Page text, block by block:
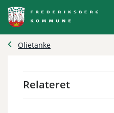
Olietanke
Relateret